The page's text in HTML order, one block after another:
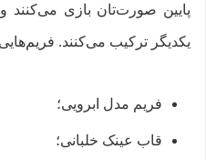
پایین صورت‌تان بازی می‌کنند
یکدیگر ترکیب می‌کنند.
فریم مدل ابرویی؛
قاب عینک خلبانی؛